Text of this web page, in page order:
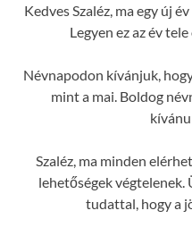
Kedves Szaléz, ma egy új
Legyen ez az év
Névnapodon kívánjuk,
mint a mai. Boldog
Szaléz, ma minden
lehetőségek végtelenek.
tudattal, hogy a